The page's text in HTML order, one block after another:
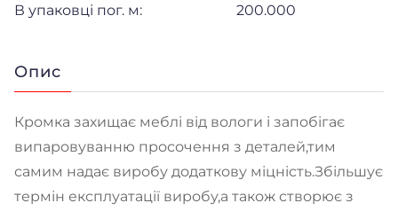
В упаковці пог. м:
200.000
Опис
Кромка захищає меблі від вологи і запобігає
випаровуванню просочення з деталей,тим
самим надає виробу додаткову міцність.Збільшує
термін експлуатації виробу,а також створює з